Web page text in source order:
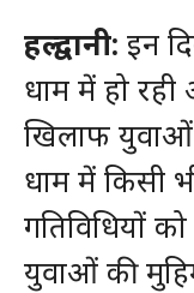
हल्द्वानी: इन
धाम में हो
खिलाफ
धाम में किसी
गतिविधियों
युवाओं की